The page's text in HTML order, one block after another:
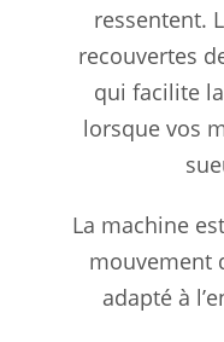
ressentent.
recouvertes
qui facilite
lorsque vos
La machine
mouvement
adapté à